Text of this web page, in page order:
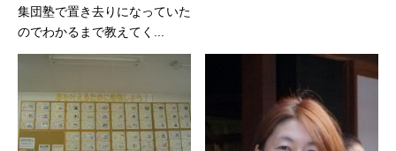
集団塾で置き去りになっていた
のでわかるまで教えてく...